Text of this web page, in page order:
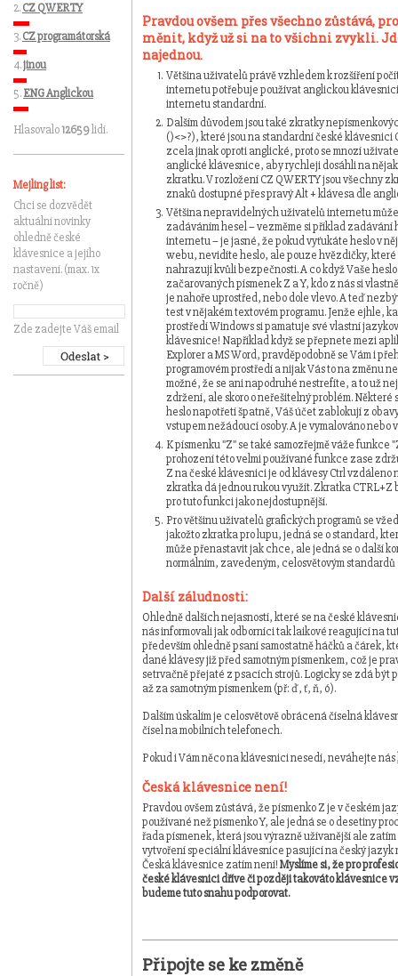
Pravdou ovšem přes všechno zůstává,
měnit, když už si na to všichni zvykli.
najednou.
Většina uživatelů právě vzhledem k rozšíření
internetu potřebuje používat anglickou
internetu standardní.
Dalším důvodem jsou také zkratky
()<>?), které jsou na standardní české klávesnici
zcela jinak oproti anglické, proto se mnozí
anglické klávesnice, aby rychleji dosáhli na
zkratku. V rozložení CZ QWERTY jsou všechny
znaků dostupné přes pravý Alt + klávesa dle
Většina nepravidelných uživatelů internetu
zadáváním hesel – vezměme si příklad zadávání
internetu – je jasné, že pokud vyťukáte heslo v
webu, nevidíte heslo, ale pouze hvězdičky,
nahrazují kvůli bezpečnosti. A co když Vaše
začarovaných písmenek Z a Y, kdo z nás si
je nahoře uprostřed, nebo dole vlevo. A teď
test v nějakém textovém programu. Jenže ejhle,
prostředí Windows si pamatuje své vlastní
klávesnice! Například když se přepnete mezi
Explorer a MS Word, pravděpodobně se Vám i
programovém prostředí a nijak Vás to na změnu
možné, že se ani napodruhé nestrefíte, a to už
zdržení, ale skoro o neřešitelný problém.
heslo napotřetí špatně, Váš účet zablokují z
vstupem nežádoucí osoby. A je vymalováno nebo
K písmenku "Z" se také samozřejmě váže funkce
prohození této velmi používané funkce zase
Z na české klávesnici je od klávesy Ctrl vzdáleno
zkratka dá jednou rukou využít. Zkratka CTRL+Z
pro tuto funkci jako nejdostupnější.
Pro většinu uživatelů grafických programů se
jakožto zkratka pro lupu, jedná se o standard,
může přenastavit jak chce, ale jedná se o další
normálním, zavedeným, celosvětovým
Další záludnosti:
Ohledně dalších nejasností, které se na české
nás informovali jak odborníci tak laikové reagující na
především ohledně psaní samostatně háčků a čárek,
dané klávesy již před samotným písmenkem, což je
setrvačně přejaté z psacích strojů. Logicky se zdá být
až za samotným písmenkem (př: ď, ť, ň, ó).
Dalším úskalím je celosvětově obrácená číselná
čísel na mobilních telefonech.
Pokud i Vám něco na klávesnici nesedí, neváhejte nás
Česká klávesnice není!
Pravdou ovšem zůstává, že písmenko Z je v českém
používané než písmenko Y, ale jedná se o desetiny
řada písmenek, která jsou výrazně užívanější ale zatím
vytvoření speciální klávesnice pasující na český jazyk
Česká klávesnice zatím není!Myslíme si, že pro
české klávesnici dříve či později takováto klávesnice
budeme tuto snahu podporovat.
Připojte se ke změně
2.CZ QWERTY
3.CZ programátorská
4.jinou
5.ENG Anglickou
Hlasovalo12659lidí.
Mejling list:
Chci se dozvědět
aktuální novinky
ohledně české
klávesnice a jejího
nastavení. (max. 1x
ročně)
Zde zadejte Váš email